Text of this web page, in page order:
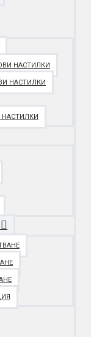
НАСТИЛКИ
НАСТИЛКИ